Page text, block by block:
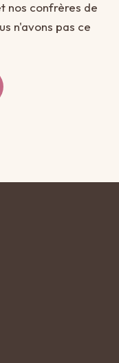
nos confrères de
n'avons pas ce